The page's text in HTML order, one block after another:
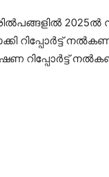
റിപ്പോര്‍ട്ട്
റിപ്പോര്‍ട്ട്